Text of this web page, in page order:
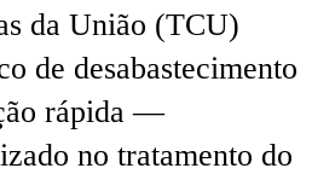
da União (TCU)
de desabastecimento
rápida —
no tratamento do